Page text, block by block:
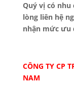
Quý vị có nhu
lòng liên hệ
nhận mức ưu
CÔNG TY CP
NAM